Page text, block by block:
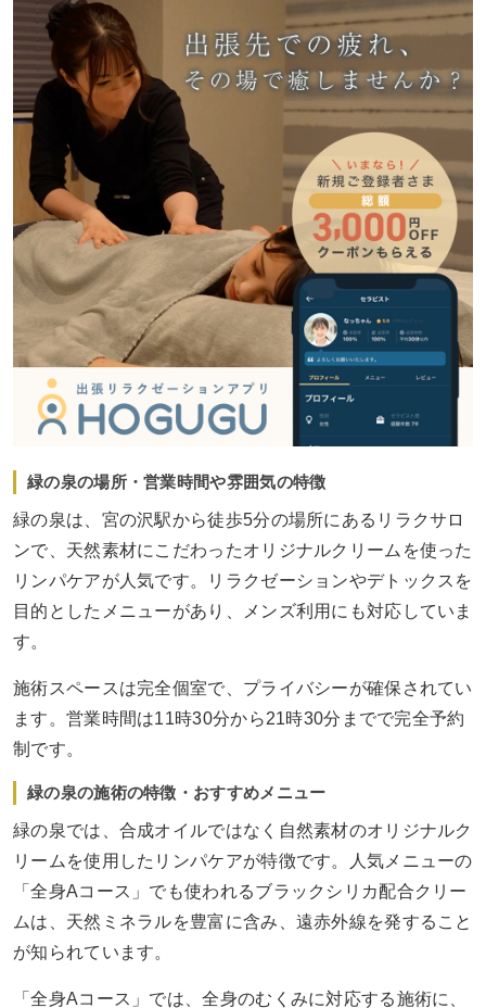
緑の泉の場所・営業時間や雰囲気の特徴
緑の泉は、宮の沢駅から徒歩5分の場所にあるリラクサロ
ンで、天然素材にこだわったオリジナルクリームを使った
リンパケアが人気です。リラクゼーションやデトックスを
目的としたメニューがあり、メンズ利用にも対応していま
す。
施術スペースは完全個室で、プライバシーが確保されてい
ます。営業時間は11時30分から21時30分までで完全予約
制です。
緑の泉の施術の特徴・おすすめメニュー
緑の泉では、合成オイルではなく自然素材のオリジナルク
リームを使用したリンパケアが特徴です。人気メニューの
「全身Aコース」でも使われるブラックシリカ配合クリー
ムは、天然ミネラルを豊富に含み、遠赤外線を発すること
が知られています。
「全身Aコース」では、全身のむくみに対応する施術に、